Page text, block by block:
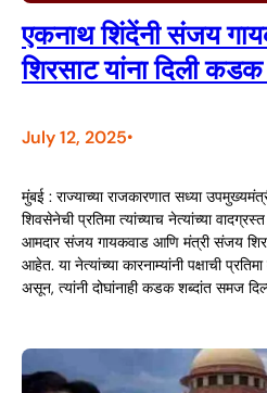
एकनाथ शिंदेंनी संजय
शिरसाट यांना दिली
July 12, 2025•
मुंबई : राज्याच्या राजकारणात सध्या
शिवसेनेची प्रतिमा त्यांच्याच नेत्यांच्या
आमदार संजय गायकवाड आणि मंत्री संजय
आहेत. या नेत्यांच्या कारनाम्यांनी पक्षाची
असून, त्यांनी दोघांनाही कडक शब्दांत समज